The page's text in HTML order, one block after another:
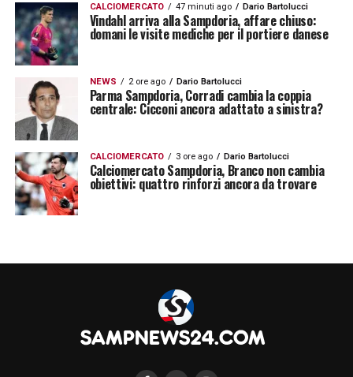
CALCIOMERCATO 47 minuti ago Dario Bartolucci
Vindahl arriva alla Sampdoria, affare chiuso:
domani le visite mediche per il portiere danese
NEWS 2 ore ago Dario Bartolucci
Parma Sampdoria, Corradi cambia la coppia
centrale: Cicconi ancora adattato a sinistra?
CALCIOMERCATO 3 ore ago Dario Bartolucci
Calciomercato Sampdoria, Branco non cambia
obiettivi: quattro rinforzi ancora da trovare